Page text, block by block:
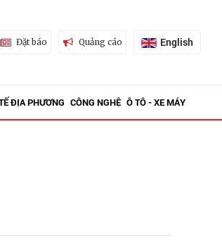
Đặt báo Quảng cáo English
ĐỊA PHƯƠNG CÔNG NGHỆ Ô TÔ - XE MÁY